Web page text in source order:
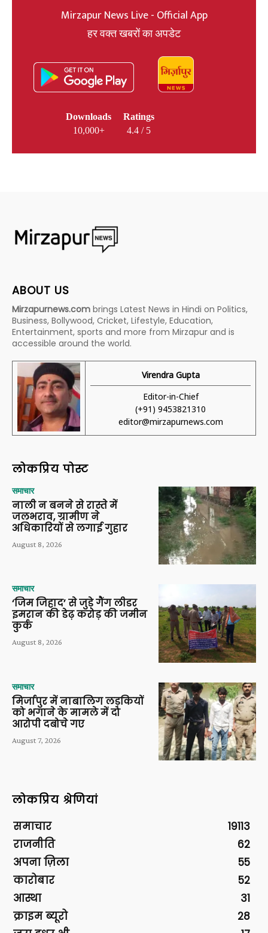
Mirzapur News Live - Official App
हर वक्त खबरों का अपडेट
Downloads
10,000+
Ratings
4.4 / 5
ABOUT US
Mirzapurnews.com brings Latest News in Hindi on Politics,
Business, Bollywood, Cricket, Lifestyle, Education,
Entertainment, sports and more from Mirzapur and is
accessible around the world.
Virendra Gupta
Editor-in-Chief
(+91) 9453821310
editor@mirzapurnews.com
लोकप्रिय पोस्ट
समाचार
नाली न बनने से रास्ते में
जलभराव, ग्रामीण ने
अधिकारियों से लगाई गुहार
August 8, 2026
समाचार
‘जिम जिहाद’ से जुड़े गैंग लीडर
इमरान की डेढ़ करोड़ की जमीन
कुर्क
August 8, 2026
समाचार
मिर्जापुर में नाबालिग लड़कियों
को भगाने के मामले में दो
आरोपी दबोचे गए
August 7, 2026
लोकप्रिय श्रेणियां
समाचार
19113
राजनीति
62
अपना ज़िला
55
कारोबार
52
आस्था
31
क्राइम ब्यूरो
28